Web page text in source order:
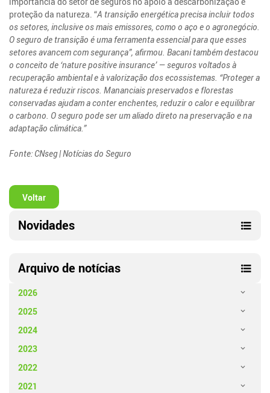
proteção da natureza. “A transição energética precisa incluir todos
os setores, inclusive os mais emissores, como o aço e o agronegócio.
O seguro de transição é uma ferramenta essencial para que esses
setores avancem com segurança”, afirmou. Bacani também destacou
o conceito de ‘nature positive insurance’ — seguros voltados à
recuperação ambiental e à valorização dos ecossistemas. “Proteger a
natureza é reduzir riscos. Mananciais preservados e florestas
conservadas ajudam a conter enchentes, reduzir o calor e equilibrar
o carbono. O seguro pode ser um aliado direto na preservação e na
adaptação climática.”
Fonte: CNseg | Notícias do Seguro
Voltar
Novidades
Arquivo de notícias
2026
2025
2024
2023
2022
2021